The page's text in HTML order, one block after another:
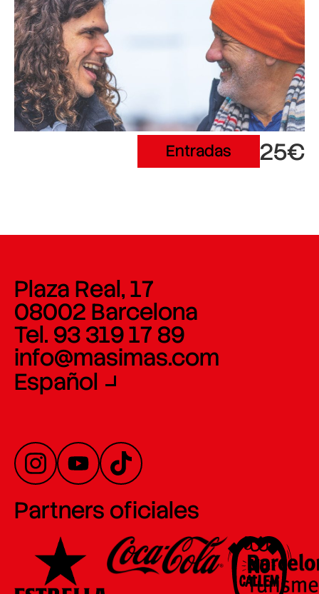
Entradas 25€
Plaza Real, 17
08002 Barcelona
Tel. 93 319 17 89
info@masimas.com
Español
Partners oficiales